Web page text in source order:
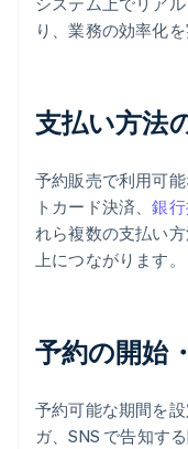
り、業務の効率化を
支払い方法
予約販売で利用可
トカード決済、銀
れら複数の支払い
上につながります。
予約の開始
予約可能な期間を
ガ、SNS で告知す